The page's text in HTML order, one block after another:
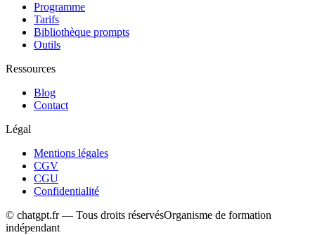
Programme
Tarifs
Bibliothèque prompts
Outils
Ressources
Blog
Contact
Légal
Mentions légales
CGV
CGU
Confidentialité
© chatgpt.fr — Tous droits réservésOrganisme de formation
indépendant